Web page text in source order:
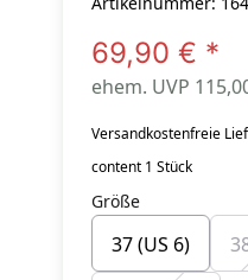
69,90 € *
ehem. UVP
Versandkostenfreie
content 1 Stück
Größe
37 (US 6)